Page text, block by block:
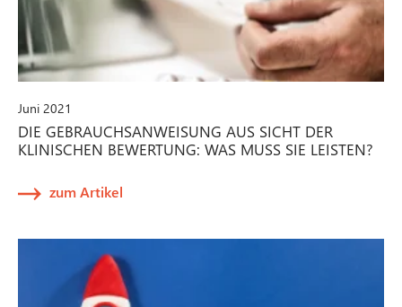
Juni 2021
DIE GEBRAUCHSANWEISUNG AUS SICHT DER
KLINISCHEN BEWERTUNG: WAS MUSS SIE LEISTEN?
zum Artikel